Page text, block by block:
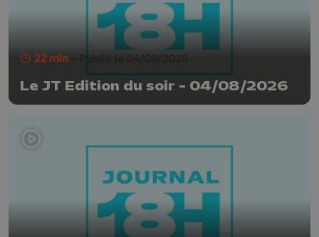
22 min
Le JT Edition du soir - 04/08/2026